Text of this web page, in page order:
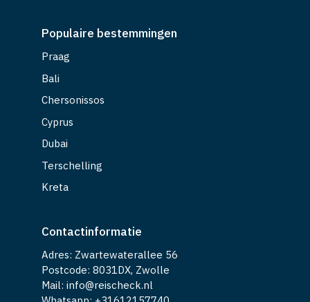
Populaire bestemmingen
Praag
Bali
Chersonissos
Cyprus
Dubai
Terschelling
Kreta
Contactinformatie
Adres: Zwartewaterallee 56
Postcode: 8031DX, Zwolle
Mail: info@reischeck.nl